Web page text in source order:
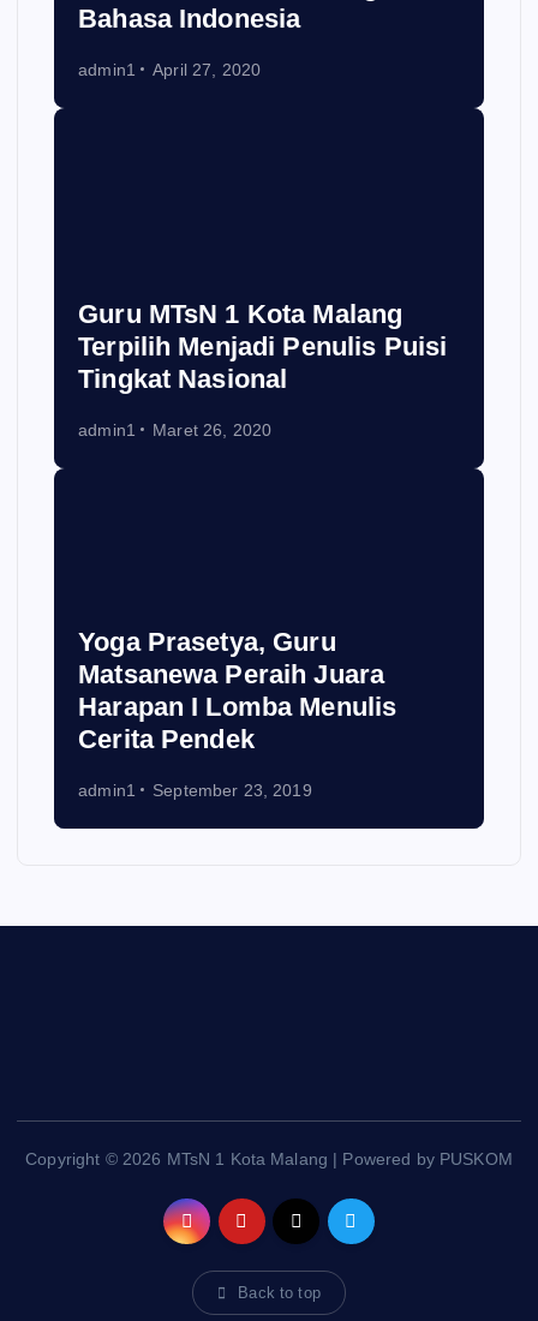
Bahasa Indonesia
admin1 April 27, 2020
Guru MTsN 1 Kota Malang
Terpilih Menjadi Penulis Puisi
Tingkat Nasional
admin1 Maret 26, 2020
Yoga Prasetya, Guru
Matsanewa Peraih Juara
Harapan I Lomba Menulis
Cerita Pendek
admin1 September 23, 2019
Copyright © 2026 MTsN 1 Kota Malang | Powered by PUSKOM
Back to top